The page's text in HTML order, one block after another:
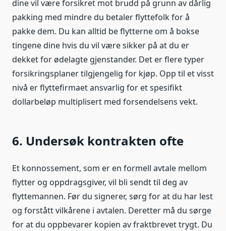
dine vil være forsikret mot brudd på grunn av dårlig
pakking med mindre du betaler flyttefolk for å
pakke dem. Du kan alltid be flytterne om å bokse
tingene dine hvis du vil være sikker på at du er
dekket for ødelagte gjenstander. Det er flere typer
forsikringsplaner tilgjengelig for kjøp. Opp til et visst
nivå er flyttefirmaet ansvarlig for et spesifikt
dollarbeløp multiplisert med forsendelsens vekt.
6. Undersøk kontrakten ofte
Et konnossement, som er en formell avtale mellom
flytter og oppdragsgiver, vil bli sendt til deg av
flyttemannen. Før du signerer, sørg for at du har lest
og forstått vilkårene i avtalen. Deretter må du sørge
for at du oppbevarer kopien av fraktbrevet trygt. Du